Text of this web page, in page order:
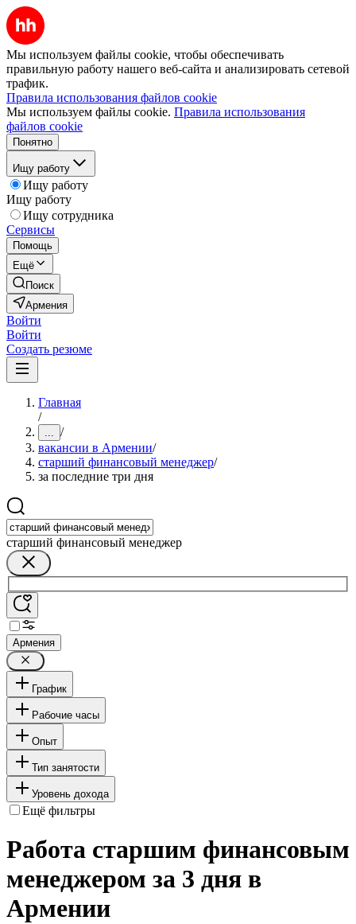
Мы используем файлы cookie, чтобы обеспечивать
правильную работу нашего веб-сайта и анализировать сетевой
трафик.
Правила использования файлов cookie
Мы используем файлы cookie. Правила использования
файлов cookie
Понятно
Ищу работу
Ищу работу
Ищу работу
Ищу сотрудника
Сервисы
Помощь
Ещё
Поиск
Армения
Войти
Войти
Создать резюме
Главная
/
... /
вакансии в Армении/
старший финансовый менеджер/
за последние три дня
старший финансовый менеджер
Армения
График
Рабочие часы
Опыт
Тип занятости
Уровень дохода
Ещё фильтры
Работа старшим финансовым
менеджером за 3 дня в
Армении